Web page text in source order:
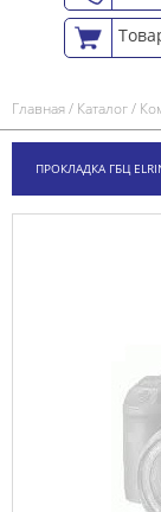
Главная/ Каталог/
ПРОКЛАДКА ГБЦ